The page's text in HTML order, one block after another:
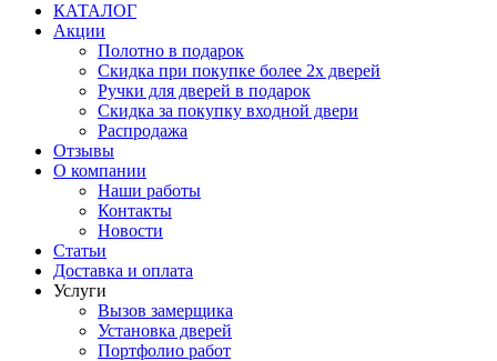
КАТАЛОГ
Акции
Полотно в подарок
Скидка при покупке более 2х дверей
Ручки для дверей в подарок
Скидка за покупку входной двери
Распродажа
Отзывы
О компании
Наши работы
Контакты
Новости
Статьи
Доставка и оплата
Услуги
Вызов замерщика
Установка дверей
Портфолио работ